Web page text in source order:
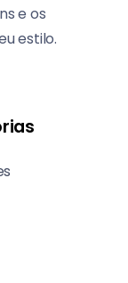
e os
estilo.